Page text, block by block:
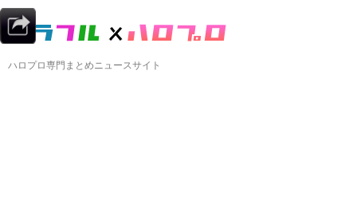
ハロプロ専門まとめニュースサイト